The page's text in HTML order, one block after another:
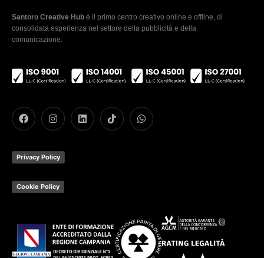
Santoro Creative Hub è il primo centro creativo online e offline, di
consolidata esperienza nel settore della pubblicità e della
comunicazione.
Privacy Policy
Cookie Policy